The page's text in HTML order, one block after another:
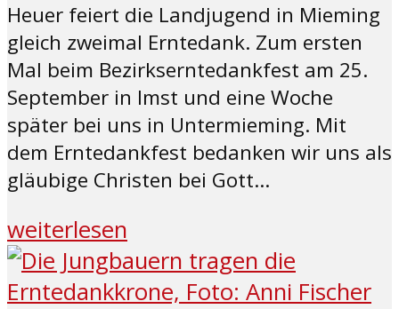
Heuer feiert die Landjugend in Mieming
gleich zweimal Erntedank. Zum ersten
Mal beim Bezirkserntedankfest am 25.
September in Imst und eine Woche
später bei uns in Untermieming. Mit
dem Erntedankfest bedanken wir uns als
gläubige Christen bei Gott...
weiterlesen